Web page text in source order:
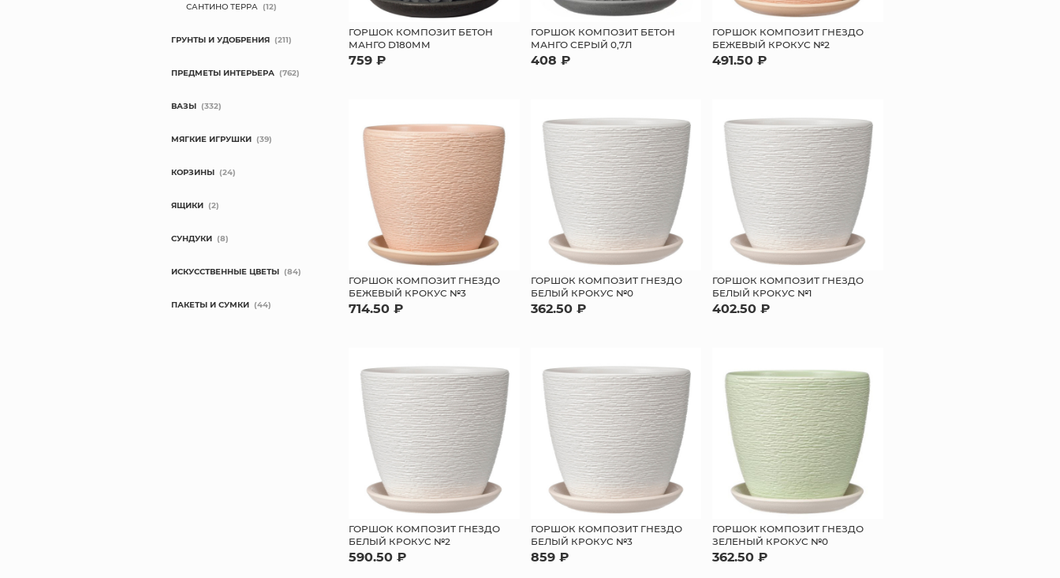
ГОРШОК КОМПОЗИТ БЕТОН
МАНГО D180ММ
759 ₽
ГОРШОК КОМПОЗИТ БЕТОН
МАНГО СЕРЫЙ 0,7Л
408 ₽
ГОРШОК КОМПОЗИТ ГНЕЗДО
БЕЖЕВЫЙ КРОКУС №2
491.50 ₽
ГОРШОК КОМПОЗИТ ГНЕЗДО
БЕЖЕВЫЙ КРОКУС №3
714.50 ₽
ГОРШОК КОМПОЗИТ ГНЕЗДО
БЕЛЫЙ КРОКУС №0
362.50 ₽
ГОРШОК КОМПОЗИТ ГНЕЗДО
БЕЛЫЙ КРОКУС №1
402.50 ₽
ГОРШОК КОМПОЗИТ ГНЕЗДО
БЕЛЫЙ КРОКУС №2
590.50 ₽
ГОРШОК КОМПОЗИТ ГНЕЗДО
БЕЛЫЙ КРОКУС №3
859 ₽
ГОРШОК КОМПОЗИТ ГНЕЗДО
ЗЕЛЕНЫЙ КРОКУС №0
362.50 ₽
САНТИНО ТЕРРА (12)
ГРУНТЫ И УДОБРЕНИЯ (211)
ПРЕДМЕТЫ ИНТЕРЬЕРА (762)
ВАЗЫ (332)
МЯГКИЕ ИГРУШКИ (39)
КОРЗИНЫ (24)
ЯЩИКИ (2)
СУНДУКИ (8)
ИСКУССТВЕННЫЕ ЦВЕТЫ (84)
ПАКЕТЫ И СУМКИ (44)